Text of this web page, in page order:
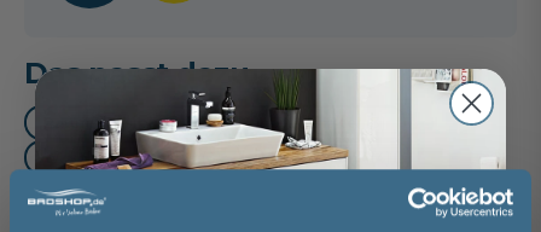
Das passt dazu
Raumsparsiphon (1)
Handtuchhalter (3)
Waschtischarmatur (3)
Mittelschrank (4)